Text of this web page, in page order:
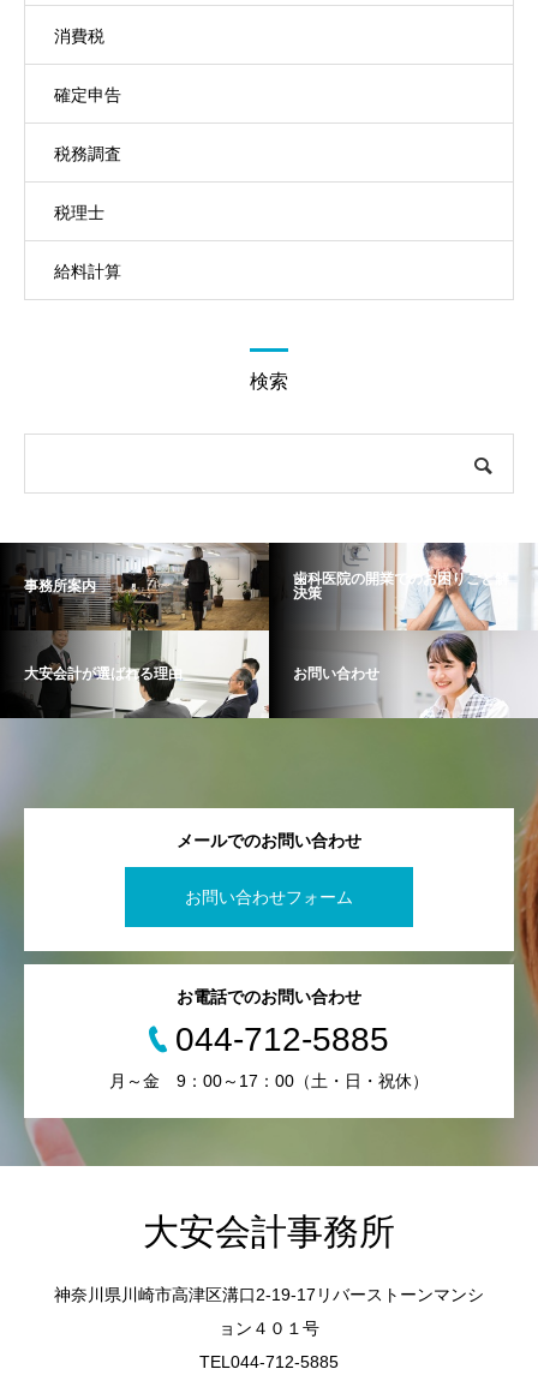
消費税
確定申告
税務調査
税理士
給料計算
検索
事務所案内
歯科医院の開業でのお困りごと解
決策
大安会計が選ばれる理由 お問い合わせ
メールでのお問い合わせ
お問い合わせフォーム
お電話でのお問い合わせ
044-712-5885
月～金 9：00～17：00（土・日・祝休）
大安会計事務所
神奈川県川崎市高津区溝口2-19-17リバーストーンマンシ
ョン４０１号
TEL044-712-5885